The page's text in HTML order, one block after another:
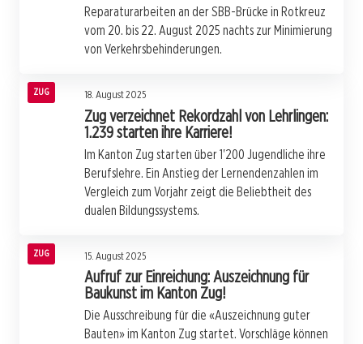
Reparaturarbeiten an der SBB-Brücke in Rotkreuz
vom 20. bis 22. August 2025 nachts zur Minimierung
von Verkehrsbehinderungen.
ZUG 18. August 2025
Zug verzeichnet Rekordzahl von Lehrlingen:
1.239 starten ihre Karriere!
Im Kanton Zug starten über 1'200 Jugendliche ihre
Berufslehre. Ein Anstieg der Lernendenzahlen im
Vergleich zum Vorjahr zeigt die Beliebtheit des
dualen Bildungssystems.
ZUG 15. August 2025
Aufruf zur Einreichung: Auszeichnung für
Baukunst im Kanton Zug!
Die Ausschreibung für die «Auszeichnung guter
Bauten» im Kanton Zug startet. Vorschläge können